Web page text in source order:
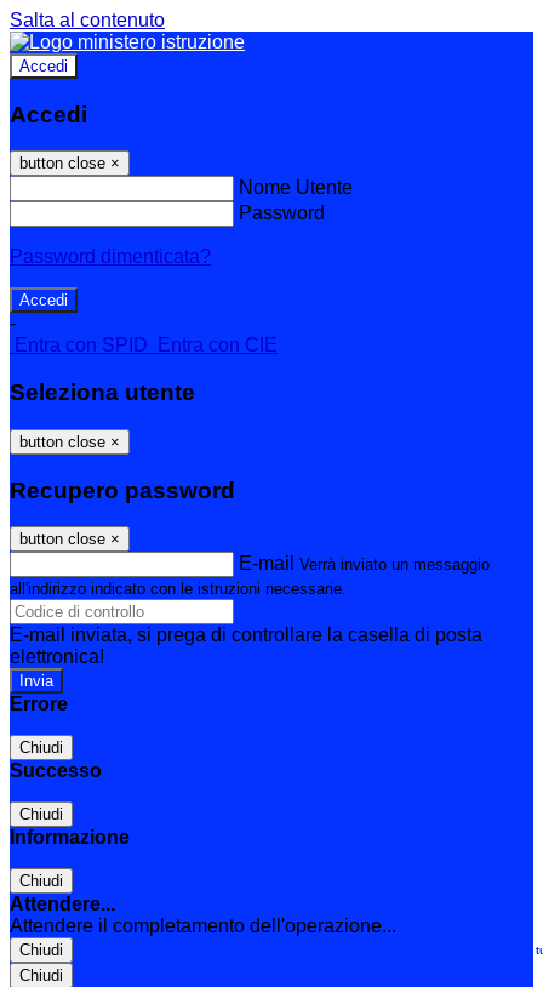
Salta al contenuto
Accedi
Accedi
button close ×
Nome Utente
Password
Password dimenticata?
-
Entra con SPID
Entra con CIE
Seleziona utente
button close ×
Recupero password
button close ×
E-mail Verrà inviato un messaggio
all'indirizzo indicato con le istruzioni necessarie.
E-mail inviata, si prega di controllare la casella di posta
elettronica!
Errore
Chiudi
Successo
Chiudi
Informazione
Chiudi
Attendere...
Attendere il completamento dell'operazione...
Chiudi
Chiudi
Le